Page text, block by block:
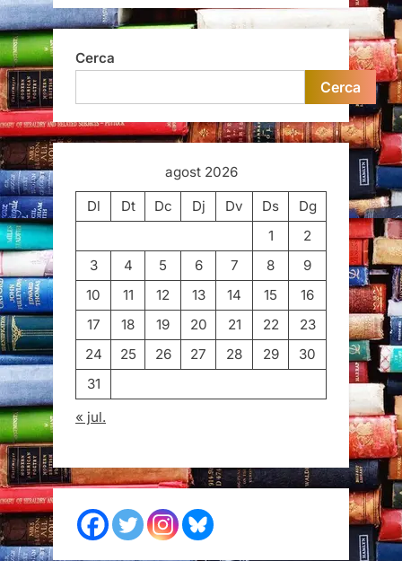
Cerca
Cerca
agost 2026
Dl
Dt Dc Dj Dv Ds
Dg
1
2
3
4 5 6 7 8
9
10
11 12 13 14 15
16
17
18 19 20 21 22
23
24
25 26 27 28 29
30
31
« jul.